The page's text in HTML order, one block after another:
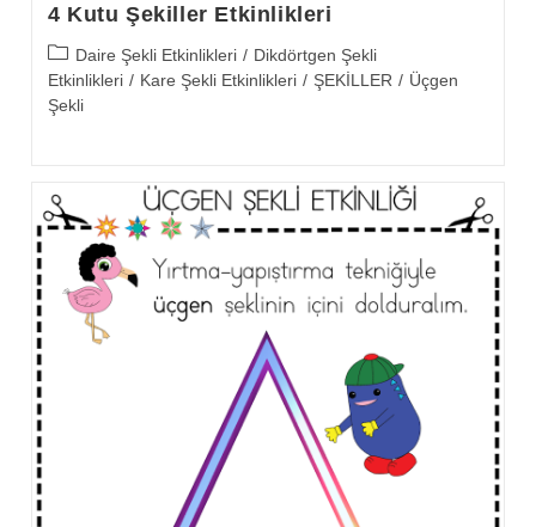
4 Kutu Şekiller Etkinlikleri
Post
category:
Daire Şekli Etkinlikleri / Dikdörtgen Şekli
Etkinlikleri / Kare Şekli Etkinlikleri / ŞEKİLLER / Üçgen
Şekli